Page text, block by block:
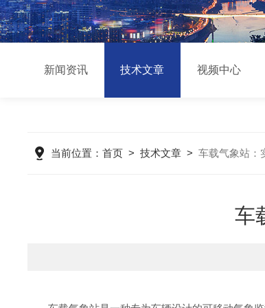
新闻资讯 技术文章 视频中心
当前位置：首页 >技术文章 >车载气象站：
车